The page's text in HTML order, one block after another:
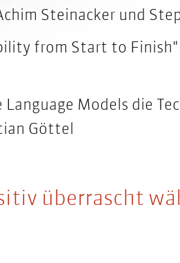
Steinacker und
from Start to Finish"
Models die
Göttel
überrascht